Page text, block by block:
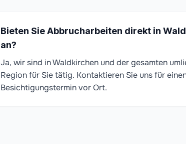
Bieten Sie Abbrucharbeiten direkt in
an?
Ja, wir sind in Waldkirchen und der gesamten
Region für Sie tätig. Kontaktieren Sie uns für
Besichtigungstermin vor Ort.